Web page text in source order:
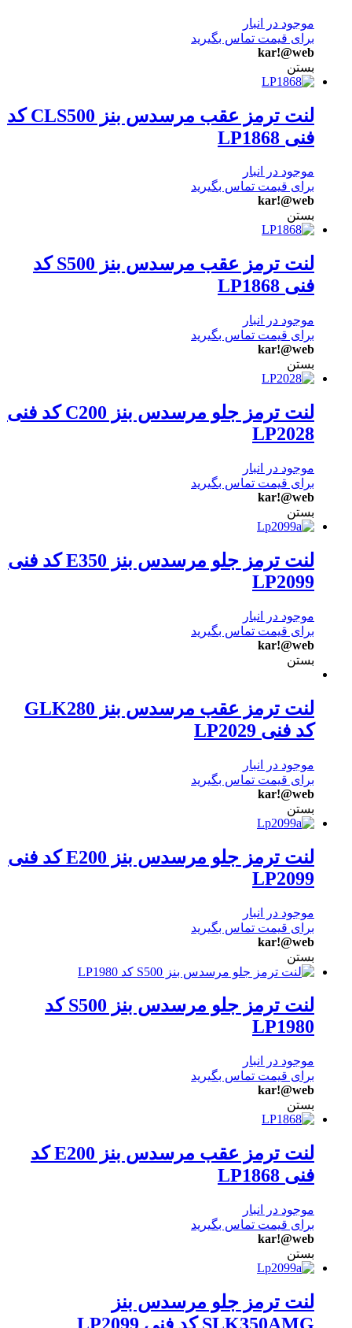
موجود در انبار
برای قیمت تماس بگیرید
kar!@web
بستن
لنت ترمز عقب مرسدس بنز CLS500 کد
فنی LP1868
موجود در انبار
برای قیمت تماس بگیرید
kar!@web
بستن
لنت ترمز عقب مرسدس بنز S500 کد
فنی LP1868
موجود در انبار
برای قیمت تماس بگیرید
kar!@web
بستن
لنت ترمز جلو مرسدس بنز C200 کد فنی
LP2028
موجود در انبار
برای قیمت تماس بگیرید
kar!@web
بستن
لنت ترمز جلو مرسدس بنز E350 کد فنی
LP2099
موجود در انبار
برای قیمت تماس بگیرید
kar!@web
بستن
لنت ترمز عقب مرسدس بنز GLK280
کد فنی LP2029
موجود در انبار
برای قیمت تماس بگیرید
kar!@web
بستن
لنت ترمز جلو مرسدس بنز E200 کد فنی
LP2099
موجود در انبار
برای قیمت تماس بگیرید
kar!@web
بستن
لنت ترمز جلو مرسدس بنز S500 کد
LP1980
موجود در انبار
برای قیمت تماس بگیرید
kar!@web
بستن
لنت ترمز عقب مرسدس بنز E200 کد
فنی LP1868
موجود در انبار
برای قیمت تماس بگیرید
kar!@web
بستن
لنت ترمز جلو مرسدس بنز